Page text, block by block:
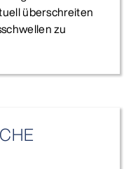
überschreiten
zu